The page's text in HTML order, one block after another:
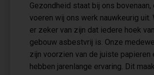
Gezondheid staat bij ons bovenaan,
voeren wij ons werk nauwkeurig uit.
er zeker van zijn dat iedere hoek
gebouw asbestvrij is. Onze
zijn voorzien van de juiste papieren
hebben jarenlange ervaring. Dit